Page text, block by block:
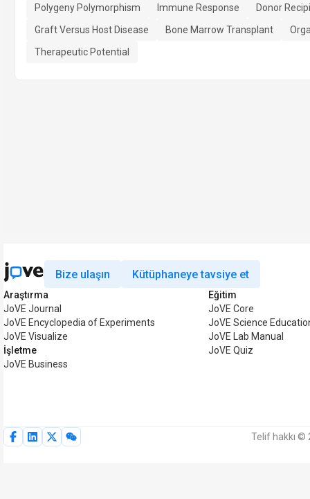
Polygeny Polymorphism
Immune Response
Donor
Graft Versus Host Disease
Bone Marrow Transplant
Therapeutic Potential
Bize ulaşın Kütüphaneye tavsiye et
Araştırma
JoVE Journal
JoVE Encyclopedia of Experiments
JoVE Visualize
İşletme
JoVE Business
Eğitim
JoVE Core
JoVE Science
JoVE Lab Manual
JoVE Quiz
Telif hakkı ©